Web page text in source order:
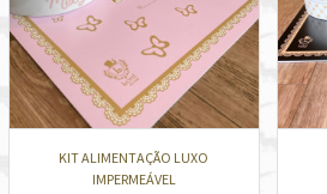
KIT ALIMENTAÇÃO LUXO
IMPERMEÁVEL